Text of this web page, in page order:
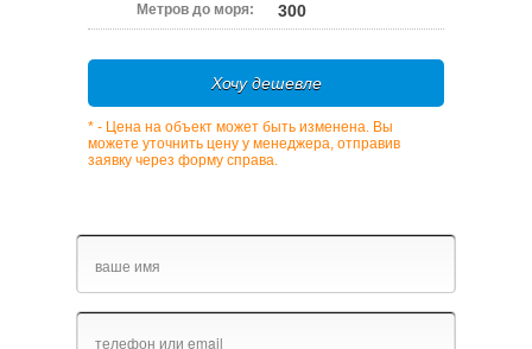
Метров до моря: 300
Хочу дешевле
* - Цена на объект может быть изменена. Вы
можете уточнить цену у менеджера, отправив
заявку через форму справа.